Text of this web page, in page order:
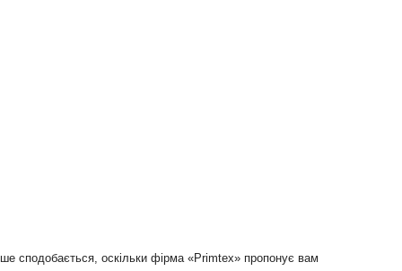
сподобається, оскільки фірма «Primtex» пропонує вам